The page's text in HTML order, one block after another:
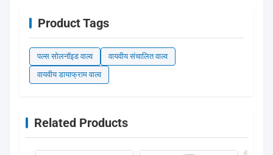
Product Tags
पल्स सोलनॉइड वाल्व
वायवीय संचालित वाल्व
वायवीय डायाफ्राम वाल्व
Related Products